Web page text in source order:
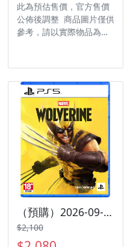
此為預估售價，官方售價
公佈後調整 商品圖片僅供
參考，請以實際物品為主
台：PlayStation 5 遊戲
類型：動作冒險 遊玩人
數： 1-4 人 作品分級：
輔 12 級 製作廠商：
Ubisoft 發行廠商：
Ubisoft
（預購）2026-09-15 PS5 漫威金鋼狼 中文版
$2,100